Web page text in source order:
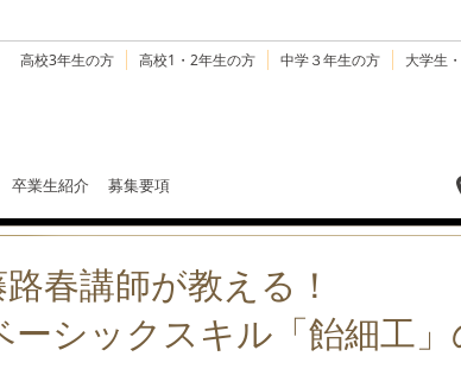
高校3年生の方 高校1・2年生の方 中学３年生の方 大学生
卒業生紹介 募集要項
路春講師が教える！
シックスキル「飴細工